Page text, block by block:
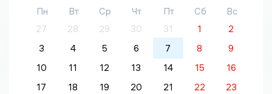
Пн Вт Ср Чт Пт Сб
Вс
27
28 29 30 31 1
2
3
4 5 6 7 8
9
10
11 12 13 14 15
16
17
18 19 20 21 22
23